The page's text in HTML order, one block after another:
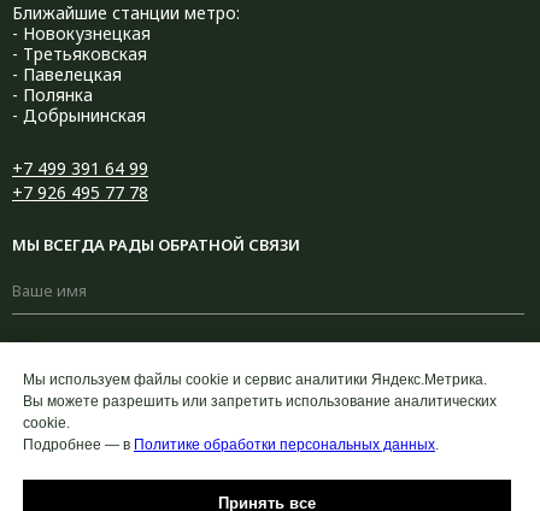
МЫ ВСЕГДА РАДЫ ОБРАТНОЙ СВЯЗИ
Ближайшие станции метро:
- Новокузнецкая
- Третьяковская
- Павелецкая
- Полянка
- Добрынинская
+7 499 391 64 99
+7 926 495 77 78
+7
Мы используем файлы cookie и сервис аналитики Яндекс.Метрика.
Вы можете разрешить или запретить использование аналитических
cookie.
Подробнее — в Политике обработки персональных данных
Принять все